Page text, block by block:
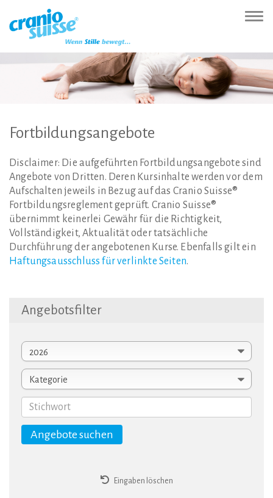
(Accesskey
Hauptnavigation
(Accesskey
Inhalt
(Accesskey
Sprachumschaltung
(Accesskey
Fortbildungsangebote
Disclaimer: Die aufgeführten Fortbildungsangebote sind
Angebote von Dritten. Deren Kursinhalte werden vor dem
Aufschalten jeweils in Bezug auf das Cranio Suisse®
Fortbildungsreglement geprüft. Cranio Suisse®
übernimmt keinerlei Gewähr für die Richtigkeit,
Vollständigkeit, Aktualität oder tatsächliche
Durchführung der angebotenen Kurse. Ebenfalls gilt ein
Haftungsausschluss für verlinkte Seiten.
Angebotsfilter
Eingaben löschen